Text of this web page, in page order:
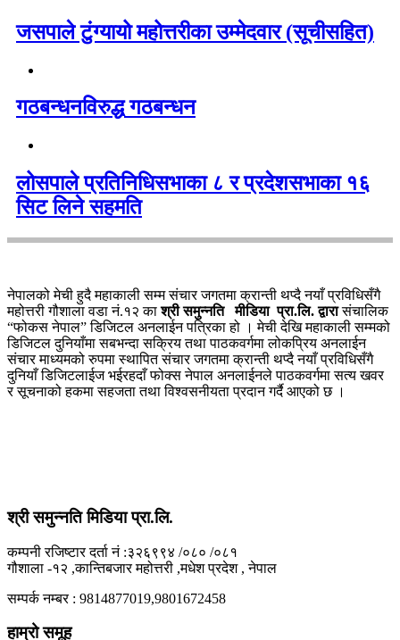
जसपाले टुंग्यायो महोत्तरीका उम्मेदवार (सूचीसहित)
गठबन्धनविरुद्ध गठबन्धन
लोसपाले प्रतिनिधिसभाका ८ र प्रदेशसभाका १६
सिट लिने सहमति
नेपालको मेची हुदै महाकाली सम्म संचार जगतमा क्रान्ती थप्दै नयाँ प्रविधिसँगै
महोत्तरी गौशाला वडा नं.१२ काश्री समुन्नति मीडिया प्रा.लि. द्वारासंचालिक
“फोकस नेपाल” डिजिटल अनलाईन पत्रिका हो । मेची देखि महाकाली सम्मको
डिजिटल दुनियाँमा सबभन्दा सक्रिय तथा पाठकवर्गमा लोकप्रिय अनलाईन
संचार माध्यमको रुपमा स्थापित संचार जगतमा क्रान्ती थप्दै नयाँ प्रविधिसँगै
दुनियाँ डिजिटलाईज भईरहदाँ फोक्स नेपाल अनलाईनले पाठकवर्गमा सत्य खवर
र सूचनाको हकमा सहजता तथा विश्वसनीयता प्रदान गर्दै आएको छ ।
श्री समुन्नति मिडिया प्रा.लि.
कम्पनी रजिष्टार दर्ता नं :३२६९९४ /०८० /०८१
गौशाला -१२ ,कान्तिबजार महोत्तरी ,मधेश प्रदेश , नेपाल
सम्पर्क नम्बर : 9814877019,9801672458
हाम्रो समूह